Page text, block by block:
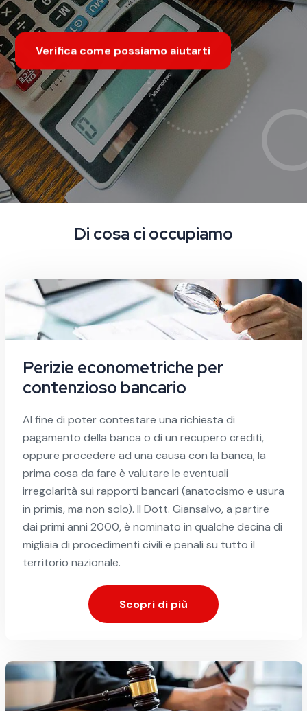
Verifica come possiamo aiutarti
Verifica come possiamo aiutarti
Di cosa ci occupiamo
Perizie econometriche per
contenzioso bancario
Al fine di poter contestare una richiesta di
pagamento della banca o di un recupero crediti,
oppure procedere ad una causa con la banca, la
prima cosa da fare è valutare le eventuali
irregolarità sui rapporti bancari (anatocismo e usura
in primis, ma non solo). Il Dott. Giansalvo, a partire
dai primi anni 2000, è nominato in qualche decina di
migliaia di procedimenti civili e penali su tutto il
territorio nazionale.
Scopri di più